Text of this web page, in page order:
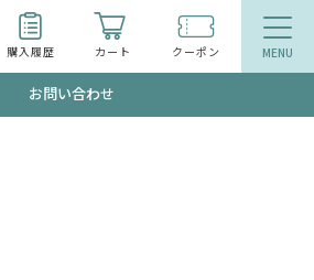
購入履歴 カート クーポン
お問い合わせ